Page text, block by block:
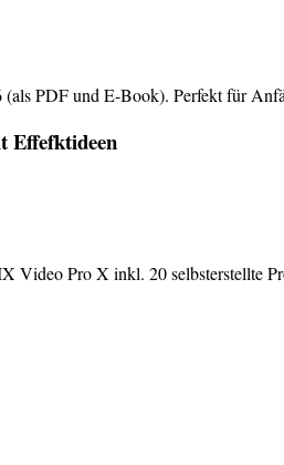
PDF und E-Book). Perfekt für
Effefktideen
Pro X inkl. 20 selbsterstellte